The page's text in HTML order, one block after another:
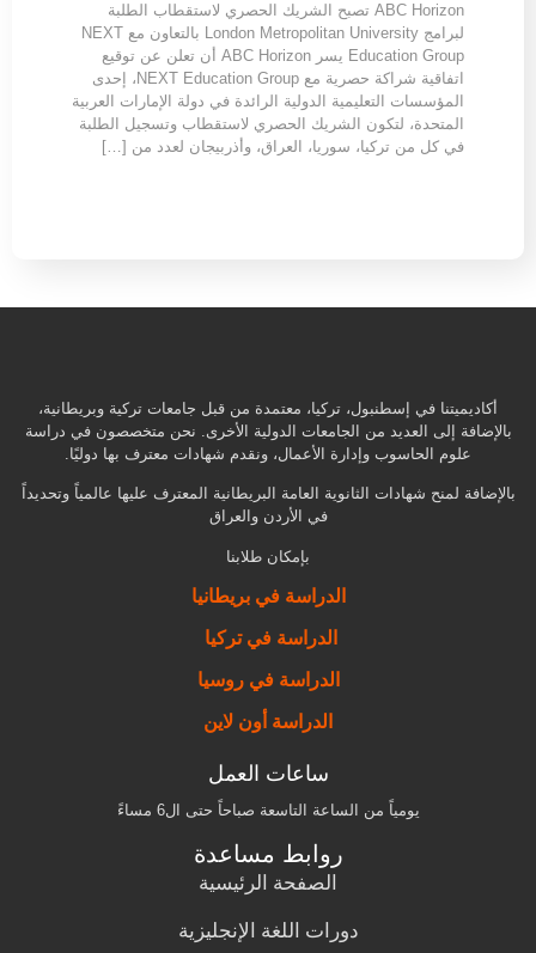
ABC Horizon تصبح الشريك الحصري لاستقطاب الطلبة
لبرامج London Metropolitan University بالتعاون مع NEXT
Education Group يسر ABC Horizon أن تعلن عن توقيع
اتفاقية شراكة حصرية مع NEXT Education Group، إحدى
المؤسسات التعليمية الدولية الرائدة في دولة الإمارات العربية
المتحدة، لتكون الشريك الحصري لاستقطاب وتسجيل الطلبة
في كل من تركيا، سوريا، العراق، وأذربيجان لعدد من […]
أكاديميتنا في إسطنبول، تركيا، معتمدة من قبل جامعات تركية وبريطانية،
بالإضافة إلى العديد من الجامعات الدولية الأخرى. نحن متخصصون في دراسة
علوم الحاسوب وإدارة الأعمال، ونقدم شهادات معترف بها دوليًا.
بالإضافة لمنح شهادات الثانوية العامة البريطانية المعترف عليها عالمياً وتحديداً
في الأردن والعراق
بإمكان طلابنا
الدراسة في بريطانيا
الدراسة في تركيا
الدراسة في روسيا
الدراسة أون لاين
ساعات العمل
يومياً من الساعة التاسعة صباحاً حتى ال6 مساءً
روابط مساعدة
الصفحة الرئيسية
دورات اللغة الإنجليزية